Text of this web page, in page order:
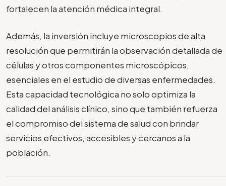
fortalecen la atención médica integral.
Además, la inversión incluye microscopios de alta
resolución que permitirán la observación detallada de
células y otros componentes microscópicos,
esenciales en el estudio de diversas enfermedades.
Esta capacidad tecnológica no solo optimiza la
calidad del análisis clínico, sino que también refuerza
el compromiso del sistema de salud con brindar
servicios efectivos, accesibles y cercanos a la
población.